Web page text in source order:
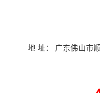
地 址： 广东佛山市